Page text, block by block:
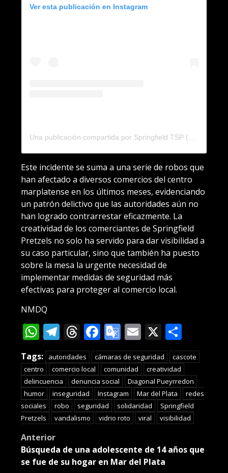
Ver esta publicación en Instagram
Este incidente se suma a una serie de robos que
han afectado a diversos comercios del centro
marplatense en los últimos meses, evidenciando
un patrón delictivo que las autoridades aún no
han logrado contrarrestar eficazmente. La
creatividad de los comerciantes de Springfield
Pretzels no solo ha servido para dar visibilidad a
su caso particular, sino que también ha puesto
sobre la mesa la urgente necesidad de
implementar medidas de seguridad más
efectivas para proteger al comercio local.
NMDQ
WhatsApp
Telegram
Threads
Facebook
Google
Translate
Email
X
Tags: autoridades cámaras de seguridad
cascote
centro
comercio local comunidad
creatividad
delincuencia
denuncia social
Diagonal Pueyrredon
humor
inseguridad Instagram Mar del Plata
redes
sociales
robo seguridad solidaridad
Springfield
Pretzels
vandalismo vidrio roto viral visibilidad
Post
navigation
Anterior
Búsqueda de una adolescente de 14 años que
se fue de su hogar en Mar del Plata